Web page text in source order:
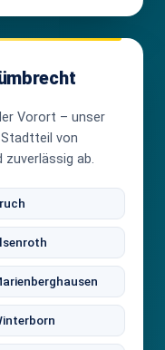
Vorort – unser
von
zuverlässig ab.